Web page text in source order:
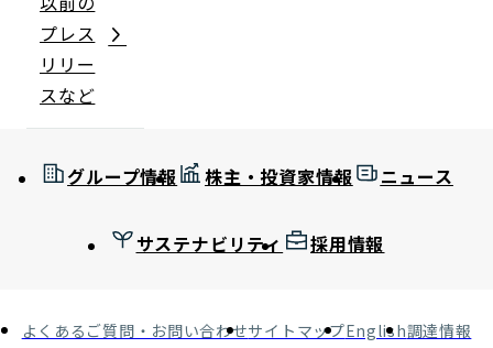
プレス
リリー
スなど
グループ情報 株主・投資家情報 ニュース
サステナビリティ 採用情報
よくあるご質問・お問い合わせサイトマップEnglish調達情報